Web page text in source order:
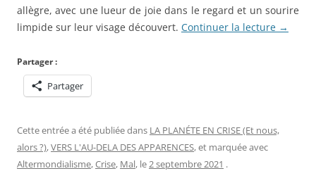
allègre, avec une lueur de joie dans le regard et un sourire
limpide sur leur visage découvert. Continuer la lecture →
Partager :
Partager
Cette entrée a été publiée dans LA PLANÉTE EN CRISE (Et nous,
alors ?),VERS L'AU-DELA DES APPARENCES, et marquée avec
Altermondialisme,Crise, Mal, le2 septembre 2021 .